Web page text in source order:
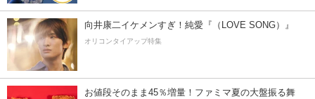
向井康二イケメンすぎ！純愛『（LOVE SONG）』
オリコンタイアップ特集
お値段そのまま45％増量！ファミマ夏の大盤振る舞